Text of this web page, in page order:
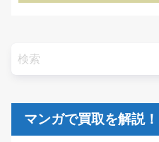
マンガで買取を解説！